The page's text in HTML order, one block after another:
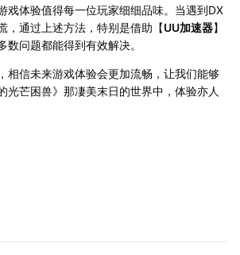
戏体验值得每一位玩家细细品味。当遇到DX
，通过上述方法，特别是借助【UU加速器】
数问题都能得到有效解决。
相信未来游戏体验会更加流畅，让我们能够
光芒困兽》那凄美末日的世界中，体验亦人